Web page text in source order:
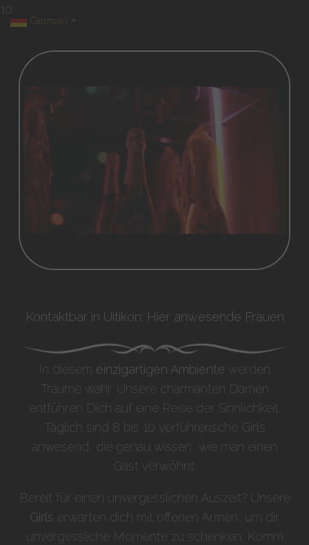
10
Kontaktbar in Uitikon: Hier anwesende Frauen
In diesem einzigartigen Ambiente werden
Träume wahr. Unsere charmanten Damen
entführen Dich auf eine Reise der Sinnlichkeit.
Täglich sind 8 bis 10 verführerische Girls
anwesend, die genau wissen, wie man einen
Gast verwöhnt.
Bereit für einen unvergesslichen Auszeit? Unsere
Girls erwarten dich mit offenen Armen, um dir
unvergessliche Momente zu schenken. Komm
German